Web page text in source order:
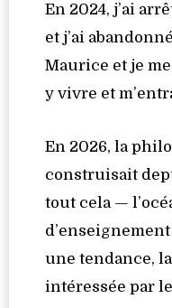
En 2024, j’ai
et j’ai
Maurice et je
y vivre et
En 2026, la
construisait
tout cela —
une tendance,
intéressée par